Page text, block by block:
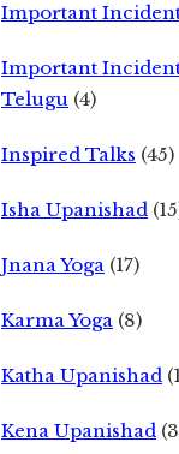
Important
Important
Telugu (4)
Inspired Talks (45)
Isha Upanishad
Jnana Yoga (17)
Karma Yoga (8)
Katha Upanishad
Kena Upanishad